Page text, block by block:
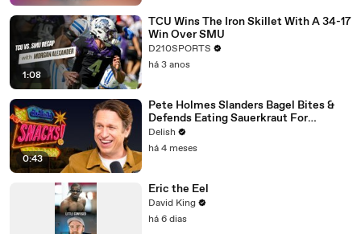
1:08
TCU Wins The Iron Skillet With A 34-17
Win Over SMU
D210SPORTS
há 3 anos
0:43
Pete Holmes Slanders Bagel Bites &
Defends Eating Sauerkraut For
Breakfast
Delish
há 4 meses
Eric the Eel
David King
há 6 dias